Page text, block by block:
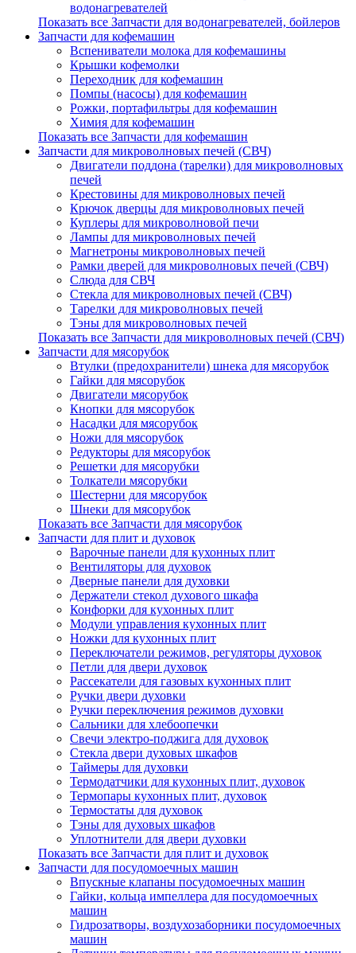
водонагревателей
Показать все Запчасти для водонагревателей, бойлеров
Запчасти для кофемашин
Вспениватели молока для кофемашины
Крышки кофемолки
Переходник для кофемашин
Помпы (насосы) для кофемашин
Рожки, портафильтры для кофемашин
Химия для кофемашин
Показать все Запчасти для кофемашин
Запчасти для микроволновых печей (СВЧ)
Двигатели поддона (тарелки) для микроволновых
печей
Крестовины для микроволновых печей
Крючок дверцы для микроволновых печей
Куплеры для микроволновой печи
Лампы для микроволновых печей
Магнетроны микроволновых печей
Рамки дверей для микроволновых печей (СВЧ)
Слюда для СВЧ
Стекла для микроволновых печей (СВЧ)
Тарелки для микроволновых печей
Тэны для микроволновых печей
Показать все Запчасти для микроволновых печей (СВЧ)
Запчасти для мясорубок
Втулки (предохранители) шнека для мясорубок
Гайки для мясорубок
Двигатели мясорубок
Кнопки для мясорубок
Насадки для мясорубок
Ножи для мясорубок
Редукторы для мясорубок
Решетки для мясорубки
Толкатели мясорубки
Шестерни для мясорубок
Шнеки для мясорубок
Показать все Запчасти для мясорубок
Запчасти для плит и духовок
Варочные панели для кухонных плит
Вентиляторы для духовок
Дверные панели для духовки
Держатели стекол духового шкафа
Конфорки для кухонных плит
Модули управления кухонных плит
Ножки для кухонных плит
Переключатели режимов, регуляторы духовок
Петли для двери духовок
Рассекатели для газовых кухонных плит
Ручки двери духовки
Ручки переключения режимов духовки
Сальники для хлебоопечки
Свечи электро-поджига для духовок
Стекла двери духовых шкафов
Таймеры для духовки
Термодатчики для кухонных плит, духовок
Термопары кухонных плит, духовок
Термостаты для духовок
Тэны для духовых шкафов
Уплотнители для двери духовки
Показать все Запчасти для плит и духовок
Запчасти для посудомоечных машин
Впускные клапаны посудомоечных машин
Гайки, кольца импеллера для посудомоечных
машин
Гидрозатворы, воздухозаборники посудомоечных
машин